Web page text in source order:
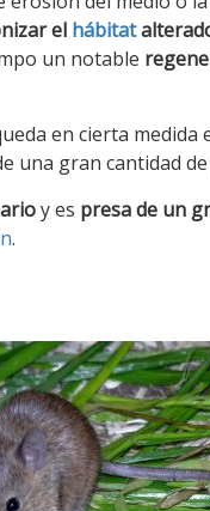
el hábitat
un notable
en cierta medida
una gran cantidad
y es presa de un
.